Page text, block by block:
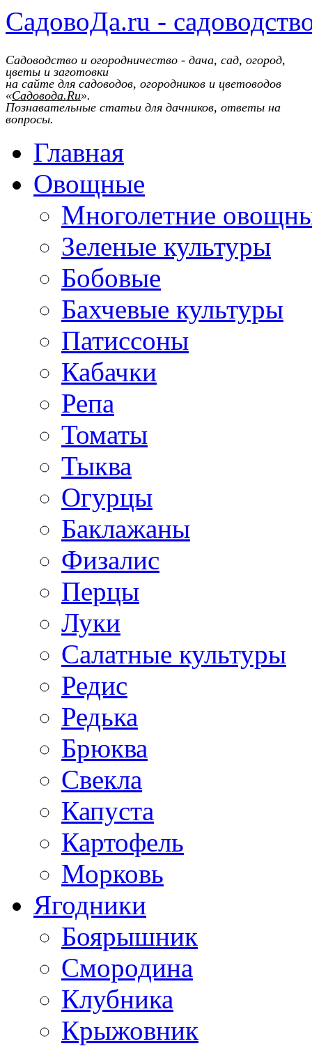
СадовоДа.ru -
Садоводство и огородничество - дача, сад, огород,
цветы и заготовки
на сайте для садоводов, огородников и цветоводов
«Садовода.Ru».
Познавательные статьи для дачников, ответы на
вопросы.
Главная
Овощные
Многолетние
Зеленые культуры
Бобовые
Бахчевые культуры
Патиссоны
Кабачки
Репа
Томаты
Тыква
Огурцы
Баклажаны
Физалис
Перцы
Луки
Салатные культуры
Редис
Редька
Брюква
Свекла
Капуста
Картофель
Морковь
Ягодники
Боярышник
Смородина
Клубника
Крыжовник